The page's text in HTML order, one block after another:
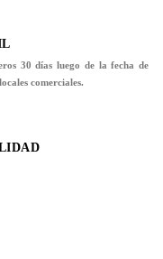
30 días luego de la fecha de
comerciales.